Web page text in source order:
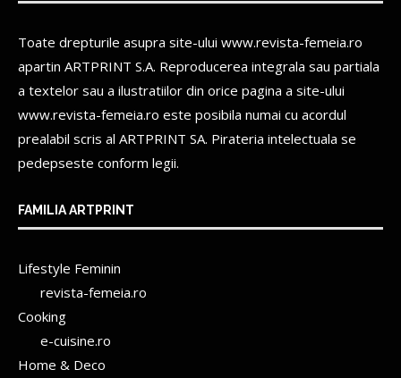
Toate drepturile asupra site-ului www.revista-femeia.ro
apartin ARTPRINT S.A. Reproducerea integrala sau partiala
a textelor sau a ilustratiilor din orice pagina a site-ului
www.revista-femeia.ro este posibila numai cu acordul
prealabil scris al ARTPRINT SA. Pirateria intelectuala se
pedepseste conform legii.
FAMILIA ARTPRINT
Lifestyle Feminin
revista-femeia.ro
Cooking
e-cuisine.ro
Home & Deco